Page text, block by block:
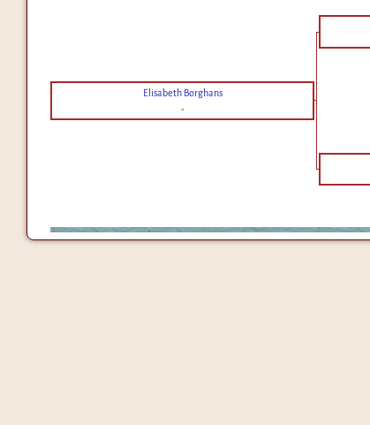
Elisabeth Borghans
-